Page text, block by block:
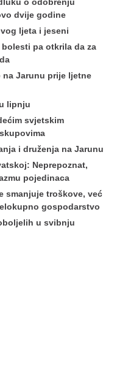
dvije godine
ljeta i jeseni
pa otkrila da za
Jarunu prije ljetne
lipnju
svjetskim
i druženja na Jarunu
Neprepoznat,
pojedinaca
smanjuje troškove, već
gospodarstvo
u svibnju